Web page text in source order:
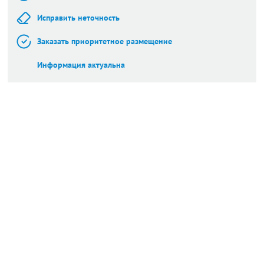
Исправить неточность
Заказать приоритетное размещение
Информация актуальна